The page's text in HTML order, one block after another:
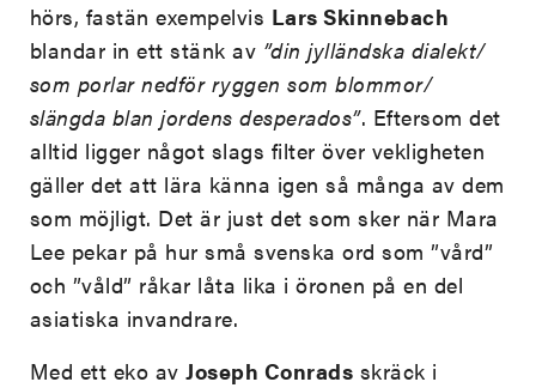
hörs, fastän exempelvis Lars Skinnebach
blandar in ett stänk av ”din jylländska dialekt/
som porlar nedför ryggen som blommor/
slängda blan jordens desperados”. Eftersom det
alltid ligger något slags filter över vekligheten
gäller det att lära känna igen så många av dem
som möjligt. Det är just det som sker när Mara
Lee pekar på hur små svenska ord som ”vård”
och ”våld” råkar låta lika i öronen på en del
asiatiska invandrare.
Med ett eko avJoseph Conrads skräck i